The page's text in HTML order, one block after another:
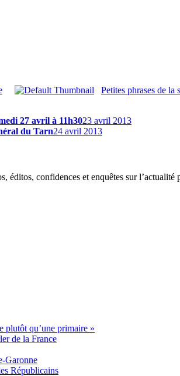
Petites phrases de la
27 avril à 11h3023 avril 2013
du Tarn24 avril 2013
confidences et enquêtes sur
plutôt qu’une primaire »
de la France
Garonne
Républicains